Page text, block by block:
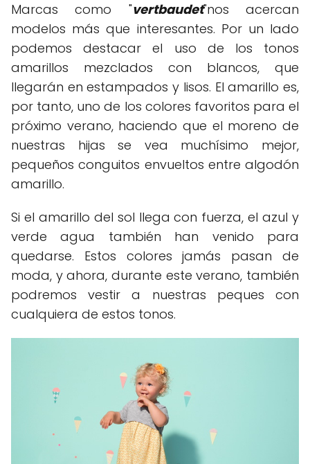
Marcas como "vertbaudet"nos acercan
modelos más que interesantes. Por un lado
podemos destacar el uso de los tonos
amarillos mezclados con blancos, que
llegarán en estampados y lisos. El amarillo es,
por tanto, uno de los colores favoritos para el
próximo verano, haciendo que el moreno de
nuestras hijas se vea muchísimo mejor,
pequeños conguitos envueltos entre algodón
amarillo.
Si el amarillo del sol llega con fuerza, el azul y
verde agua también han venido para
quedarse. Estos colores jamás pasan de
moda, y ahora, durante este verano, también
podremos vestir a nuestras peques con
cualquiera de estos tonos.